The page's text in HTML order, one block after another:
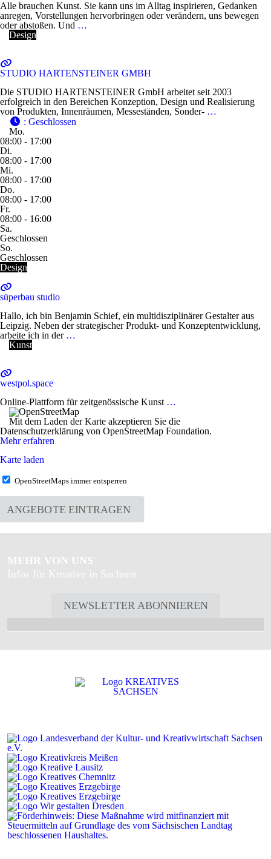
Alle brauchen Kunst. Sie kann uns im Alltag inspirieren, Gedanken
anregen, Vorstellungen hervorbringen oder verändern, uns bewegen
oder abstoßen. Und …
Design
STUDIO HARTENSTEINER GMBH
Die STUDIO HARTENSTEINER GmbH arbeitet seit 2003
erfolgreich in den Bereichen Konzeption, Design und Realisierung
von Produkten, Innenräumen, Messeständen, Sonder- …
: Geschlossen
Mo.
08:00 - 17:00
Di.
08:00 - 17:00
Mi.
08:00 - 17:00
Do.
08:00 - 17:00
Fr.
08:00 - 16:00
Sa.
Geschlossen
So.
Geschlossen
Design
süperbau studio
Hallo, ich bin Benjamin Schief, ein multidisziplinärer Gestalter aus
Leipzig. Neben der strategischer Produkt- und Konzeptentwicklung,
arbeite ich in der …
Kunst
westpol.space
Online-Plattform für zeitgenössische Kunst …
Mit dem Laden der Karte akzeptieren Sie die
Datenschutzerklärung von OpenStreetMap Foundation.
Mehr erfahren
Karte laden
OpenStreetMaps immer entsperren
ANGEBOTE EINTRAGEN
MEHR VON UNS
Infos für Kreative in Sachsen
NEWSLETTER ABONNIEREN